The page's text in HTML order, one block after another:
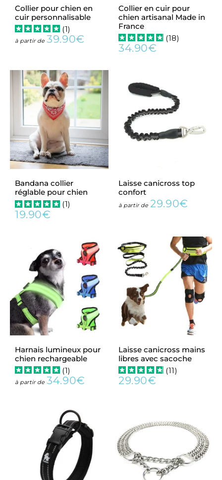
Collier pour chien en
cuir personnalisable
(1)
à partir dePrix
39.90€
Collier en cuir pour
chien artisanal Made in
France
(18)
Prix
34.90€
Bandana collier
réglable pour chien
(1)
Prix
19.90€
Laisse canicross top
confort
à partir de Prix
29.90€
Harnais lumineux pour
chien rechargeable
(1)
à partir dePrix
34.90€
Laisse canicross mains
libres avec sacoche
(11)
Prix
29.90€